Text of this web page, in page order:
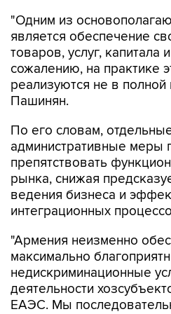
"Одним из
является обеспечение
товаров, услуг, капитала
сожалению, на практике
реализуются не в полной
Пашинян.
По его словам,
административные меры
препятствовать
рынка, снижая
ведения бизнеса и
интеграционных
"Армения неизменно
максимально
недискриминационные
деятельности
ЕАЭС. Мы